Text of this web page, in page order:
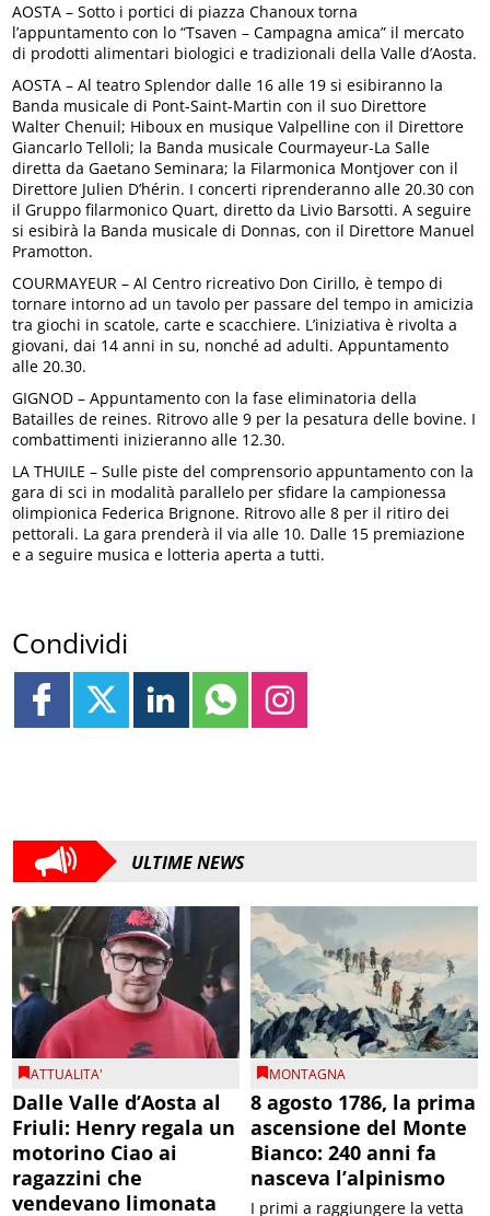
AOSTA – Sotto i portici di piazza Chanoux torna
l’appuntamento con lo “Tsaven – Campagna amica” il mercato
di prodotti alimentari biologici e tradizionali della Valle d’Aosta.
AOSTA – Al teatro Splendor dalle 16 alle 19 si esibiranno la
Banda musicale di Pont-Saint-Martin con il suo Direttore
Walter Chenuil; Hiboux en musique Valpelline con il Direttore
Giancarlo Telloli; la Banda musicale Courmayeur-La Salle
diretta da Gaetano Seminara; la Filarmonica Montjover con il
Direttore Julien D’hérin. I concerti riprenderanno alle 20.30 con
il Gruppo filarmonico Quart, diretto da Livio Barsotti. A seguire
si esibirà la Banda musicale di Donnas, con il Direttore Manuel
Pramotton.
COURMAYEUR – Al Centro ricreativo Don Cirillo, è tempo di
tornare intorno ad un tavolo per passare del tempo in amicizia
tra giochi in scatole, carte e scacchiere. L’iniziativa è rivolta a
giovani, dai 14 anni in su, nonché ad adulti. Appuntamento
alle 20.30.
GIGNOD – Appuntamento con la fase eliminatoria della
Batailles de reines. Ritrovo alle 9 per la pesatura delle bovine. I
combattimenti inizieranno alle 12.30.
LA THUILE – Sulle piste del comprensorio appuntamento con la
gara di sci in modalità parallelo per sfidare la campionessa
olimpionica Federica Brignone. Ritrovo alle 8 per il ritiro dei
pettorali. La gara prenderà il via alle 10. Dalle 15 premiazione
e a seguire musica e lotteria aperta a tutti.
Condividi
ULTIME NEWS
ATTUALITA'
Dalle Valle d’Aosta al
Friuli: Henry regala un
motorino Ciao ai
ragazzini che
vendevano limonata
MONTAGNA
8 agosto 1786, la prima
ascensione del Monte
Bianco: 240 anni fa
nasceva l’alpinismo
I primi a raggiungere la vetta